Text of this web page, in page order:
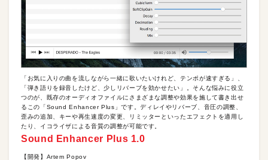
「お気に入りの曲を流しながら一緒に歌いたいけれど、テンポが速すぎる」、
「弾き語りを録音したけど、少しリバーブを効かせたい」。そんな悩みに役立
つのが、既存のオーディオファイルにさまざまな調整や効果を施して書き出せ
るこの「Sound Enhancer Plus」です。ディレイやリバーブ、音圧の調整、
歪みの追加、キーや再生速度の変更、リミッターといったエフェクトを適用し
たり、イコライザによる音質の調整が可能です。
Sound Enhancer Plus 1.0
【開発】Artem Popov